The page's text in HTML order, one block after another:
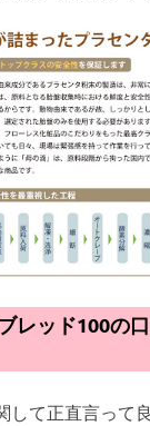
レッド100の
して正直言って